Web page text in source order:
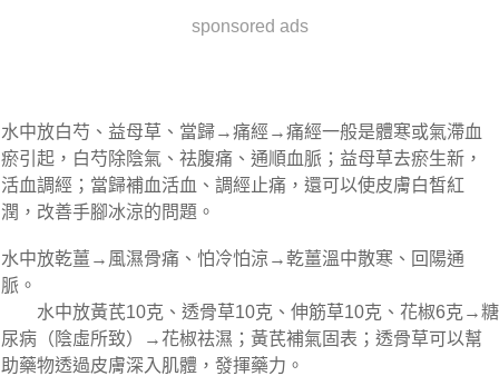
sponsored ads
水中放白芍、益母草、當歸→痛經→痛經一般是體寒或氣滯血
瘀引起，白芍除陰氣、祛腹痛、通順血脈；益母草去瘀生新，
活血調經；當歸補血活血、調經止痛，還可以使皮膚白皙紅
潤，改善手腳冰涼的問題。
水中放乾薑→風濕骨痛、怕冷怕涼→乾薑溫中散寒、回陽通
脈。
水中放黃芪10克、透骨草10克、伸筋草10克、花椒6克→糖
尿病（陰虛所致）→花椒祛濕；黃芪補氣固表；透骨草可以幫
助藥物透過皮膚深入肌體，發揮藥力。